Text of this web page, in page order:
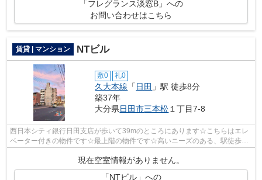
「フレグランス淡窓B」への
お問い合わせはこちら
賃貸 | マンション NTビル
敷0 礼0
久大本線 「 日田 」駅 徒歩8分
築37年
大分県日田市三本松 １丁目7-8
西日本シティ銀行日田支店が歩いて39mのところにあります☆こちらはエレ
ベーター付きの物件です☆最上階の物件です☆高いニーズのある、駅徒歩8
分の物件です☆できるだけ早めに不動産情報...
現在空室情報がありません。
「NTビル」への